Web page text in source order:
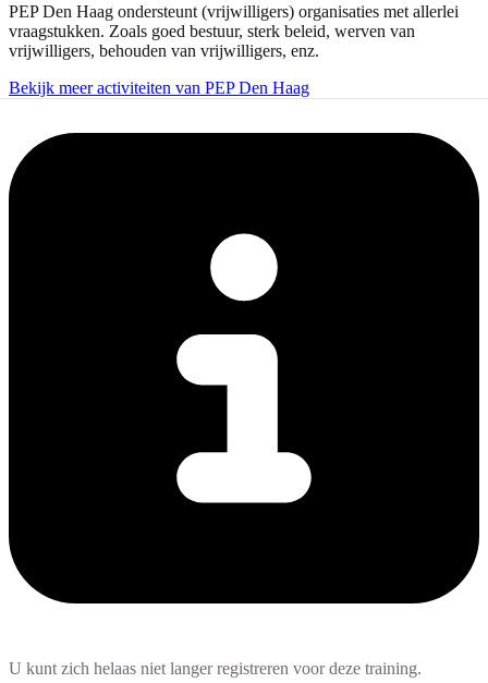
PEP Den Haag ondersteunt (vrijwilligers) organisaties met allerlei
vraagstukken. Zoals goed bestuur, sterk beleid, werven van
vrijwilligers, behouden van vrijwilligers, enz.
Bekijk meer activiteiten van PEP Den Haag
U kunt zich helaas niet langer registreren voor deze training.